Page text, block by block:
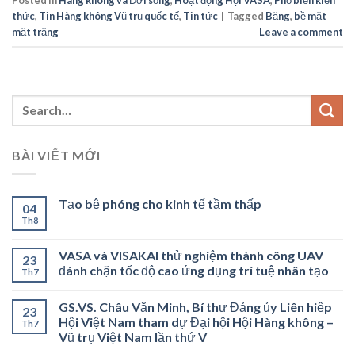
thức, Tin Hàng không Vũ trụ quốc tế, Tin tức | Tagged Băng, bề mặt
mặt trăng
Leave a comment
BÀI VIẾT MỚI
04
Th8
Tạo bệ phóng cho kinh tế tầm thấp
23
Th7
VASA và VISAKAI thử nghiệm thành công UAV
đánh chặn tốc độ cao ứng dụng trí tuệ nhân tạo
23
Th7
GS.VS. Châu Văn Minh, Bí thư Đảng ủy Liên hiệp
Hội Việt Nam tham dự Đại hội Hội Hàng không –
Vũ trụ Việt Nam lần thứ V